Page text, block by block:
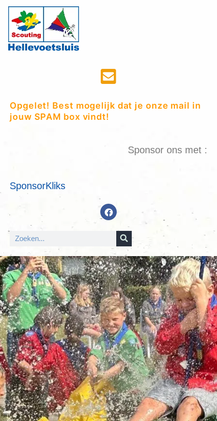
Opgelet! Best mogelijk dat je onze mail in
jouw SPAM box vindt!
Sponsor ons met :
SponsorKliks